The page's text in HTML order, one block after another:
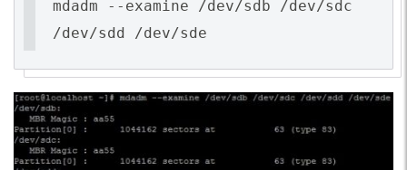
mdadm --examine /dev/sdb /dev/sdc
/dev/sdd /dev/sde